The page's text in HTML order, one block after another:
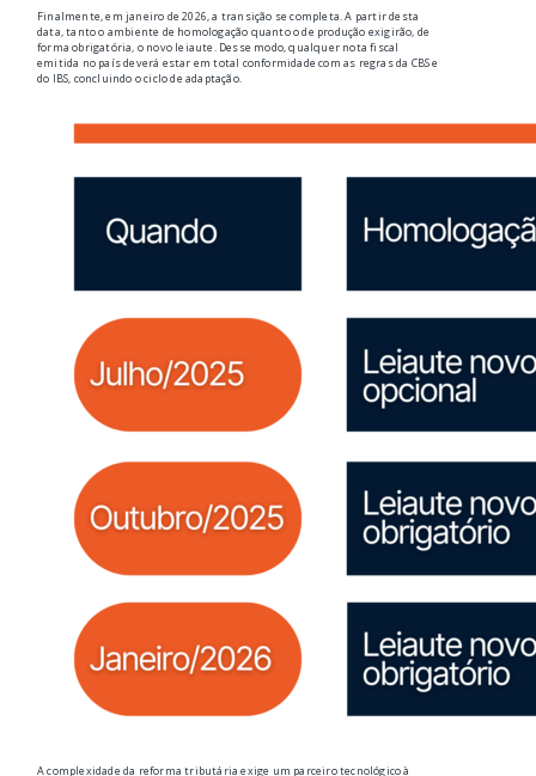
Finalmente, em janeiro de 2026, a transição se completa. A partir desta
data, tanto o ambiente de homologação quanto o de produção exigirão, de
forma obrigatória, o novo leiaute. Desse modo, qualquer nota fiscal
emitida no país deverá estar em total conformidade com as regras da CBS e
do IBS, concluindo o ciclo de adaptação.
A complexidade da reforma tributária exige um parceiro tecnológico à